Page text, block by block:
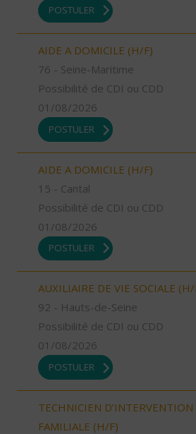
POSTULER
AIDE A DOMICILE (H/F)
76 - Seine-Maritime
Possibilité de CDI ou CDD
01/08/2026
POSTULER
AIDE A DOMICILE (H/F)
15 - Cantal
Possibilité de CDI ou CDD
01/08/2026
POSTULER
AUXILIAIRE DE VIE SOCIALE (H/
92 - Hauts-de-Seine
Possibilité de CDI ou CDD
01/08/2026
POSTULER
TECHNICIEN D’INTERVENTION
FAMILIALE (H/F)